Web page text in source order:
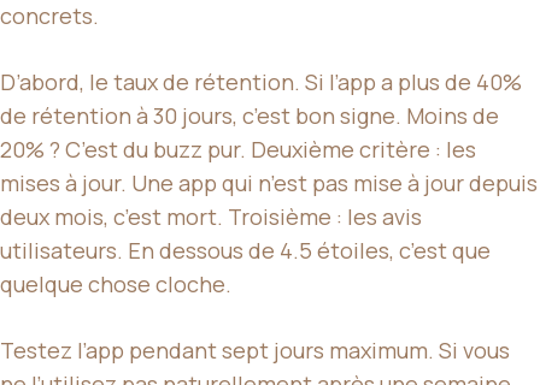
concrets.
D’abord, le taux de rétention. Si l’app a plus de 40%
de rétention à 30 jours, c’est bon signe. Moins de
20% ? C’est du buzz pur. Deuxième critère : les
mises à jour. Une app qui n’est pas mise à jour depuis
deux mois, c’est mort. Troisième : les avis
utilisateurs. En dessous de 4.5 étoiles, c’est que
quelque chose cloche.
Testez l’app pendant sept jours maximum. Si vous